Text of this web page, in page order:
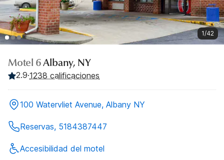
1/42
Motel 6Albany, NY
2.9·1238 calificaciones
100 Watervliet Avenue, Albany NY
Reservas, 5184387447
Accesibilidad del motel